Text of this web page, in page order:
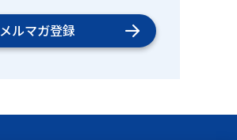
メルマガ登録